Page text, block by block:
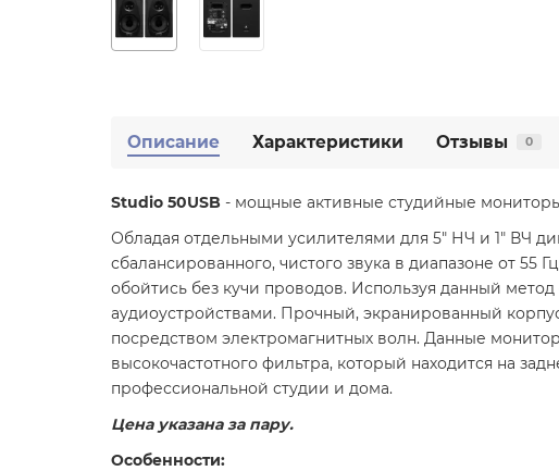
Описание Характеристики Отзывы 0
Studio 50USB - мощные активные студийные мониторы
Обладая отдельными усилителями для 5" НЧ и 1" ВЧ
сбалансированного, чистого звука в диапазоне от 55
обойтись без кучи проводов. Используя данный
аудиоустройствами. Прочный, экранированный
посредством электромагнитных волн. Данные
высокочастотного фильтра, который находится на
профессиональной студии и дома.
Цена указана за пару.
Особенности: